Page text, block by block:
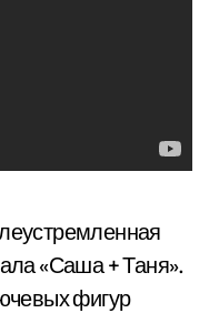
«Саша + Таня».
фигур